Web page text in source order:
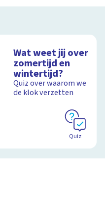
Wat weet jij over
zomertijd en
wintertijd?
Quiz over waarom we
de klok verzetten
Quiz